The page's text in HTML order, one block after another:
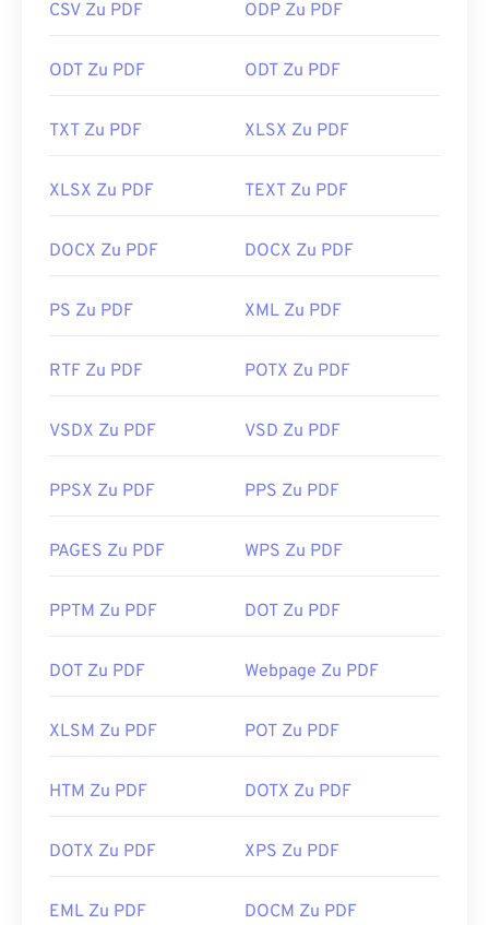
automatisch ein PDF öffnet. Wenn Sie etwas mehr
Beide sind kostenlos.
Nützliche Links:
https://acrobat.adobe.com/us/en/why-
CSV Zu PDF ODP Zu PDF
ODT Zu PDF ODT Zu PDF
TXT Zu PDF XLSX Zu PDF
XLSX Zu PDF TEXT Zu PDF
DOCX Zu PDF DOCX Zu PDF
PS Zu PDF XML Zu PDF
RTF Zu PDF POTX Zu PDF
VSDX Zu PDF VSD Zu PDF
PPSX Zu PDF PPS Zu PDF
PAGES Zu PDF WPS Zu PDF
PPTM Zu PDF DOT Zu PDF
DOT Zu PDF Webpage Zu PDF
XLSM Zu PDF POT Zu PDF
HTM Zu PDF DOTX Zu PDF
DOTX Zu PDF XPS Zu PDF
EML Zu PDF DOCM Zu PDF